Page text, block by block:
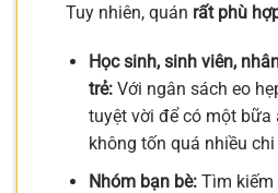
Tuy nhiên, quán rất phù
Học sinh, sinh viên,
trẻ:Với ngân sách eo
tuyệt vời để có một bữa
không tốn quá nhiều chi
Nhóm bạn bè:Tìm kiếm